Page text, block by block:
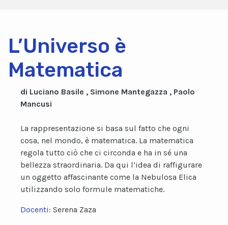
L’Universo è
Matematica
di Luciano Basile , Simone Mantegazza , Paolo
Mancusi
La rappresentazione si basa sul fatto che ogni
cosa, nel mondo, è matematica. La matematica
regola tutto ciò che ci circonda e ha in sé una
bellezza straordinaria. Da qui l’idea di raffigurare
un oggetto affascinante come la Nebulosa Elica
utilizzando solo formule matematiche.
Docenti: Serena Zaza